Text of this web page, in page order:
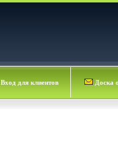
Вход для клиентов Доска